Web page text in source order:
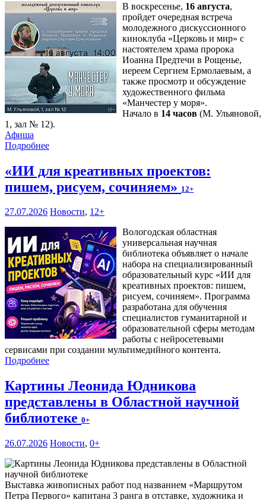
В воскресенье, 16 августа,
пройдет очередная встреча
молодежного дискуссионного
киноклуба «Церковь и мир» с
настоятелем храма пророка
Иоанна Предтечи в Рощенье,
иереем Сергием Ермолаевым, а
также просмотр и обсуждение
художественного фильма
«Манчестер у моря».
Начало в 14 часов (М. Ульяновой,
1, зал № 12).
Афиша
Подробнее
«ИИ для креативных проектов:
пишем, рисуем, сочиняем» 12+
27.07.2026 Новости, 12+
Вологодская областная
универсальная научная
библиотека объявляет о начале
набора на специализированный
образовательный курс «ИИ для
креативных проектов: пишем,
рисуем, сочиняем». Программа
разработана для обучения
специалистов гуманитарной и
образовательной сферы методам
работы с нейросетевыми
сервисами при создании мультимедийного контента.
Подробнее
Картины Леонида Юдникова
представлены в Областной научной
библиотеке 0+
26.07.2026 Новости, 0+
Выставка живописных работ под названием «Маршрутом
Петра Первого» капитана 3 ранга в отставке, художника и